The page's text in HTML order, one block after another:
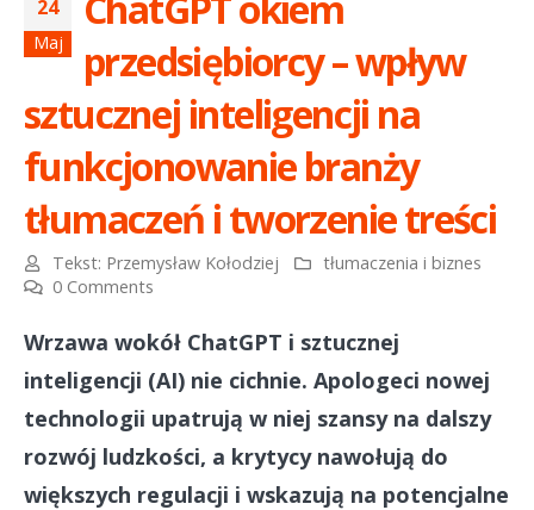
24
Maj
przedsiębiorcy – wpływ
sztucznej inteligencji na
funkcjonowanie branży
tłumaczeń i tworzenie treści
Tekst: Przemysław Kołodziej
tłumaczenia i biznes
0 Comments
Wrzawa wokół ChatGPT i sztucznej
inteligencji (AI) nie cichnie. Apologeci nowej
technologii upatrują w niej szansy na dalszy
rozwój ludzkości, a krytycy nawołują do
większych regulacji i wskazują na potencjalne